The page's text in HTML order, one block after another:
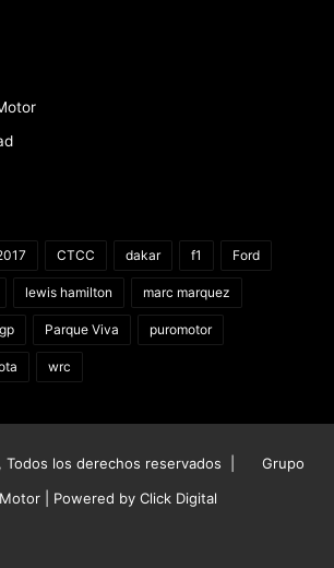
CTCC dakar f1 Ford
lewis hamilton marc marquez
Parque Viva puromotor
wrc
los derechos reservados |
Grupo
| Powered by Click Digital